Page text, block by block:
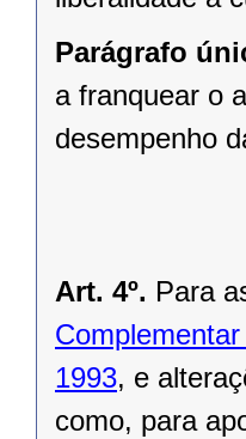
Parágrafo
a franquear o
desempenho
Art. 4º. Para
1993, e
como, para